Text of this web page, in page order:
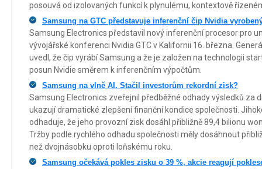
posouvá od izolovaných funkcí k plynulému, kontextově
Samsung na GTC představuje inferenční čip Nvidia
Samsung Electronics představil nový inferenční procesor pro
vývojářské konferenci Nvidia GTC v Kalifornii 16. března.
uvedl, že čip vyrábí Samsung a že je založen na technologii
posun Nvidie směrem k inferenčním výpočtům.
Samsung na vlně AI. Stačil investorům rekordní zisk?
Samsung Electronics zveřejnil předběžné odhady výsledků za
ukazují dramatické zlepšení finanční kondice společnosti.
odhaduje, že jeho provozní zisk dosáhl přibližně 89,4 bilionu
Tržby podle rychlého odhadu společnosti měly dosáhnout
než dvojnásobku oproti loňskému roku.
Samsung očekává pokles zisku o 39 %, akcie reagují